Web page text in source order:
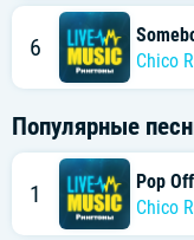
6
Chico
Популярные
1
Pop
Chico